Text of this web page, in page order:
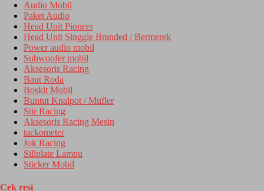
Audio Mobil
Paket Audio
Head Unit Pioneer
Head Unit Singgle Branded / Bermerek
Power audio mobil
Subwoofer mobil
Aksesoris Racing
Baut Roda
Boskit Mobil
Buntut Knalpot / Mufler
Stir Racing
Aksesoris Racing Mesin
tackometer
Jok Racing
Sillplate Lampu
Sticker Mobil
Cek resi